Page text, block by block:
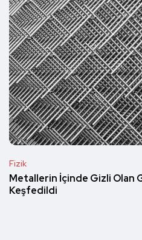
Fizik
Metallerin İçinde Gizli Olan
Keşfedildi